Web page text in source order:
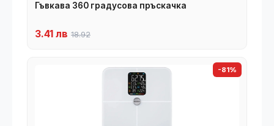
Гъвкава 360 градусова пръскачка
3.41 лв 18.92
-81%